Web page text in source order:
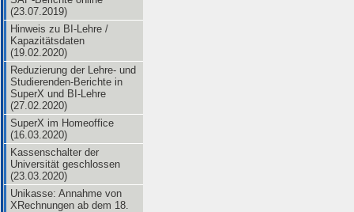
(23.07.2019)
Hinweis zu BI-Lehre /
Kapazitätsdaten
(19.02.2020)
Reduzierung der Lehre- und
Studierenden-Berichte in
SuperX und BI-Lehre
(27.02.2020)
SuperX im Homeoffice
(16.03.2020)
Kassenschalter der
Universität geschlossen
(23.03.2020)
Unikasse: Annahme von
XRechnungen ab dem 18.